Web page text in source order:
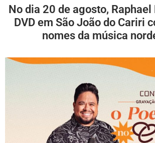
No dia 20 de agosto,
DVD em São João do Cariri
nomes da música